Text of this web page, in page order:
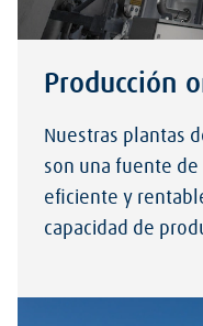
Producción
Nuestras plantas
son una fuente
eficiente y
capacidad de